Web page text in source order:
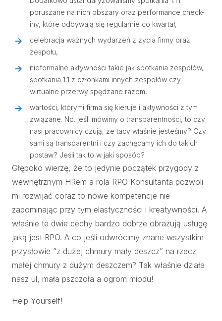
poruszane na nich obszary oraz performance check-
iny, które odbywają się regularnie co kwartał,
celebracja ważnych wydarzeń z życia firmy oraz
zespołu,
nieformalne aktywności takie jak spotkania zespołów,
spotkania 1:1 z członkami innych zespołów czy
wirtualne przerwy spędzane razem,
wartości, którymi firma się kieruje i aktywności z tym
związane. Np. jeśli mówimy o transparentności, to czy
nasi pracownicy czują, że tacy właśnie jesteśmy? Czy
sami są transparentni i czy zachęcamy ich do takich
postaw? Jeśli tak to w jaki sposób?
Głęboko wierzę, że to jedynie początek przygody z
wewnętrznym HRem a rola RPO Konsultanta pozwoli
mi rozwijać coraz to nowe kompetencje nie
zapominając przy tym elastyczności i kreatywności. A
właśnie te dwie cechy bardzo dobrze obrazują usługę
jaką jest RPO. A co jeśli odwrócimy znane wszystkim
przysłowie “z dużej chmury mały deszcz” na rzecz
małej chmury z dużym deszczem? Tak właśnie działa
nasz ul, mała pszczoła a ogrom miodu!
Help Yourself!